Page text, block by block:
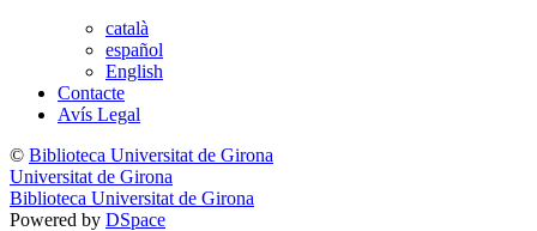
català
español
English
Contacte
Avís Legal
© Biblioteca Universitat de Girona
Universitat de Girona
Biblioteca Universitat de Girona
Powered by DSpace